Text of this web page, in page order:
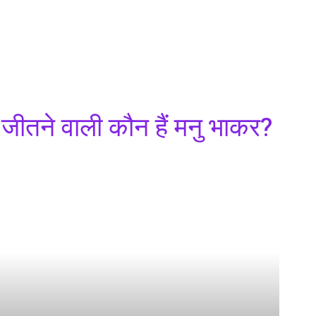
वाली कौन हैं मनु भाकर?